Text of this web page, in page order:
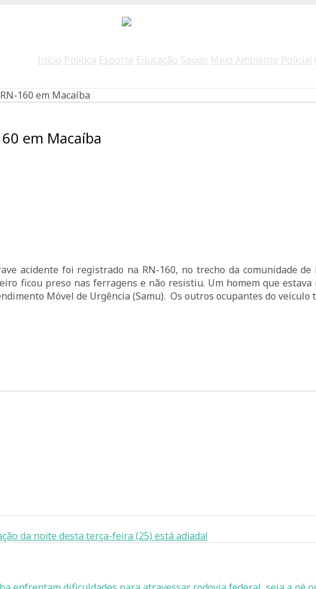
Início Política Esporte Educação Saúde Meio Ambiente Policial
160 em Macaíba
em Macaíba
acidente foi registrado na RN-160, no trecho da comunidade
ficou preso nas ferragens e não resistiu. Um homem que
Móvel de Urgência (Samu). Os outros ocupantes do
da noite desta terça-feira (25) está adiada!